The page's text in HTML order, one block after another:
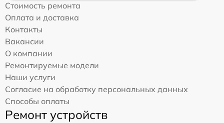
Стоимость ремонта
Оплата и доставка
Контакты
Вакансии
О компании
Ремонтируемые модели
Наши услуги
Согласие на обработку персональных данных
Способы оплаты
Ремонт устройств